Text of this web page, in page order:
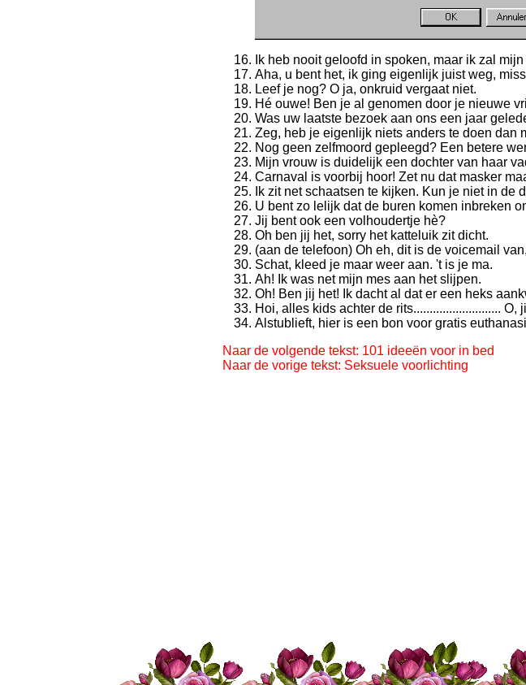
Ik heb nooit geloofd in spoken, maar ik zal
Aha, u bent het, ik ging eigenlijk juist weg,
Leef je nog? O ja, onkruid vergaat niet.
Hé ouwe! Ben je al genomen door je nieuwe
Was uw laatste bezoek aan ons een jaar
Zeg, heb je eigenlijk niets anders te doen dan
Nog geen zelfmoord gepleegd? Een betere
Mijn vrouw is duidelijk een dochter van haar
Carnaval is voorbij hoor! Zet nu dat masker
Ik zit net schaatsen te kijken. Kun je niet in de
U bent zo lelijk dat de buren komen inbreken
Jij bent ook een volhoudertje hè?
Oh ben jij het, sorry het katteluik zit dicht.
(aan de telefoon) Oh eh, dit is de voicemail
Schat, kleed je maar weer aan. 't is je ma.
Ah! Ik was net mijn mes aan het slijpen.
Oh! Ben jij het! Ik dacht al dat er een heks
Hoi, alles kids achter de rits........................... O,
Alstublieft, hier is een bon voor gratis
Naar de volgende tekst: 101 ideeën voor in bed
Naar de vorige tekst: Seksuele voorlichting